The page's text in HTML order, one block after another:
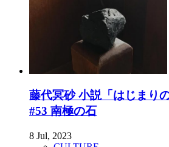
藤代冥砂 小説「はじまり
#53 南極の石
8 Jul, 2023